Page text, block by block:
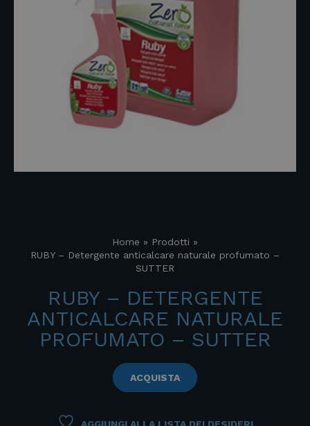
Home » Prodotti »
RUBY – Detergente anticalcare naturale profumato –
SUTTER
RUBY – DETERGENTE
ANTICALCARE NATURALE
PROFUMATO – SUTTER
ACQUISTA
AGGIUNGI ALLA LISTA DEI DESIDERI